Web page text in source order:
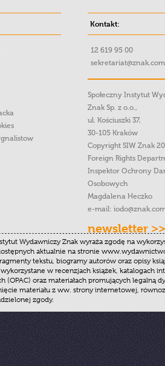
Kontakt:
12 619 95 00
Społeczny Instytut
Znak Sp. z o.o.,
ul. Kościuszki 37,
30-105 Kraków
Copyright SIW Znak
Foreign Rights
Inspektor Ochrony
Osobowych
Magdalena Heczko
e-mail:
newsletter >>
Wydawniczy Znak wyraża zgodę na
aktualnie na stronie
tekstu, biogramy autorów oraz opisy
w recenzjach książek, katalogach
(OPAC) oraz materiałach promujących legalną
materiału z ww. strony internetowej,
zgody.